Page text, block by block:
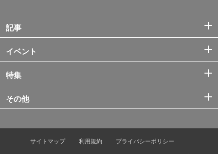
記事
イベント
特集
その他
サイトマップ 利用規約
プライバシーポリシー